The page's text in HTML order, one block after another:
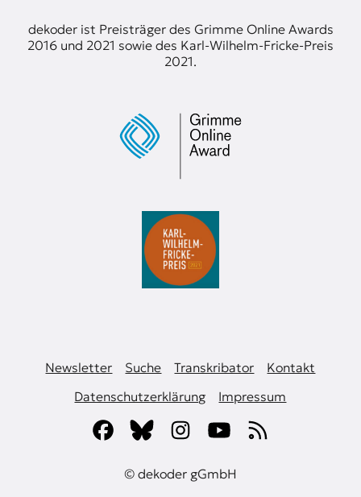
dekoder ist Preisträger des Grimme Online Awards
2016 und 2021 sowie des Karl-Wilhelm-Fricke-Preis
2021.
Newsletter Suche Transkribator
Kontakt
Datenschutzerklärung
Impressum
© dekoder gGmbH